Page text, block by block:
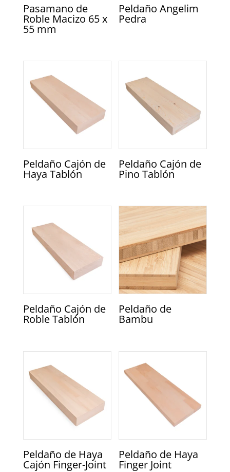
Pasamano de
Roble Macizo 65 x
55 mm
Peldaño Angelim
Pedra
Peldaño Cajón de
Haya Tablón
Peldaño Cajón de
Pino Tablón
Peldaño Cajón de
Roble Tablón
Peldaño de
Bambu
Peldaño de Haya
Cajón Finger-Joint
Peldaño de Haya
Finger Joint